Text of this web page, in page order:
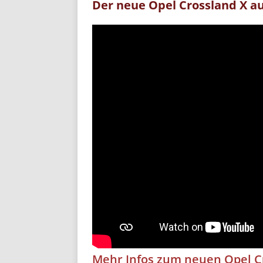
Der neue Opel Crossland X
Mehr Infos zum neuen Opel